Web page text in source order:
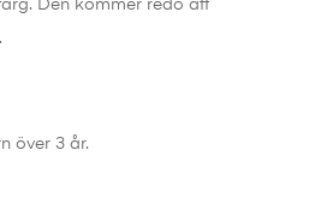
Den kommer redo att
över 3 år.